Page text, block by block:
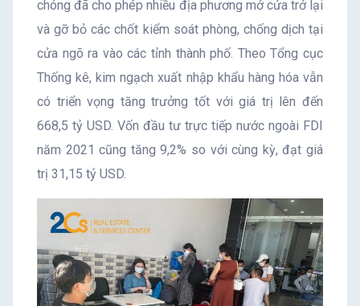
chóng đã cho phép nhiều địa phương mở cửa trở lại
và gỡ bỏ các chốt kiểm soát phòng, chống dịch tại
cửa ngõ ra vào các tỉnh thành phố. Theo Tổng cục
Thống kê, kim ngạch xuất nhập khẩu hàng hóa vẫn
có triển vọng tăng trưởng tốt với giá trị lên đến
668,5 tỷ USD. Vốn đầu tư trực tiếp nước ngoài FDI
năm 2021 cũng tăng 9,2% so với cùng kỳ, đạt giá
trị 31,15 tỷ USD.